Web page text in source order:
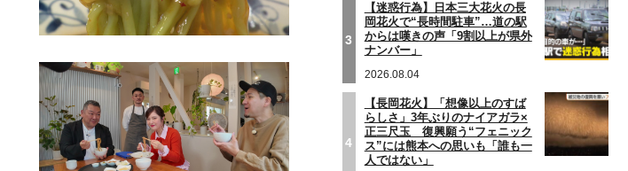
3
【迷惑行為】日本三大花火の長
岡花火で“長時間駐車”…道の駅
からは嘆きの声「9割以上が県外
ナンバー」
2026.08.04
4
【長岡花火】「想像以上のすば
らしさ」3年ぶりのナイアガラ×
正三尺玉 復興願う“フェニック
ス”には熊本への思いも「誰も一
人ではない」